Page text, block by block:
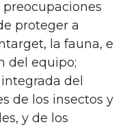
proteger a
la fauna, e
del equipo;
del
de los insectos y
y de los